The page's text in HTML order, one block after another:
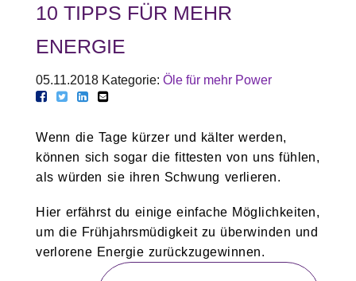
10 TIPPS FÜR MEHR
ENERGIE
05.11.2018 Kategorie:Öle für mehr Power
Wenn die Tage kürzer und kälter werden,
können sich sogar die fittesten von uns fühlen,
als würden sie ihren Schwung verlieren.
Hier erfährst du einige einfache Möglichkeiten,
um die Frühjahrsmüdigkeit zu überwinden und
verlorene Energie zurückzugewinnen.